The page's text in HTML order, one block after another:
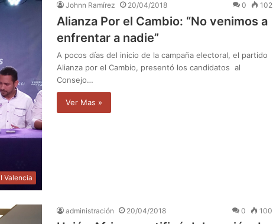
Valencia
Johnn Ramírez 20/04/2018 0 102
Alianza Por el Cambio: “No venimos a
enfrentar a nadie”
A pocos días del inicio de la campaña electoral, el partido
Alianza por el Cambio, presentó los candidatos al
Consejo…
Ver Mas »
administración 20/04/2018 0 100